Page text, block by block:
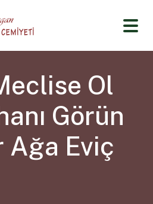
Ol
Görün
Ağa Eviç